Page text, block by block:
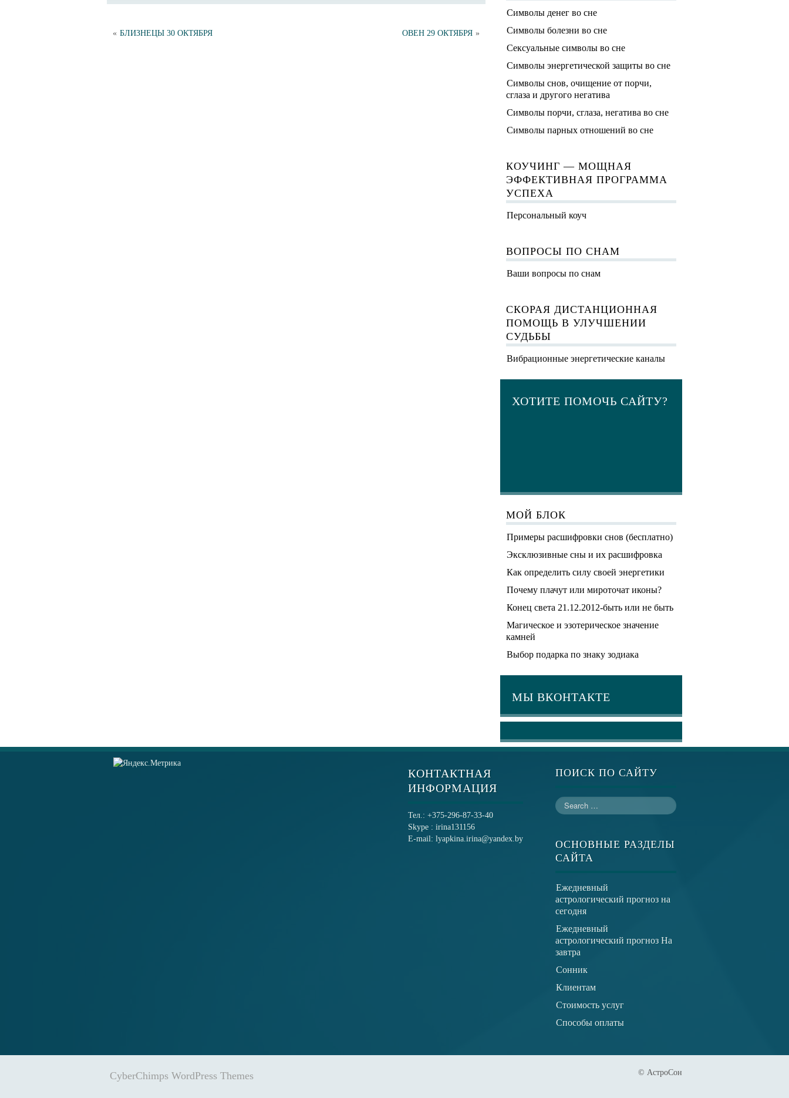
« БЛИЗНЕЦЫ 30 ОКТЯБРЯ ОВЕН 29 ОКТЯБРЯ »
Символы денег во сне
Символы болезни во сне
Сексуальные символы во сне
Символы энергетической защиты во сне
Символы снов, очищение от порчи,
сглаза и другого негатива
Символы порчи, сглаза, негатива во сне
Символы парных отношений во сне
КОУЧИНГ — МОЩНАЯ
ЭФФЕКТИВНАЯ ПРОГРАММА
УСПЕХА
Персональный коуч
ВОПРОСЫ ПО СНАМ
Ваши вопросы по снам
СКОРАЯ ДИСТАНЦИОННАЯ
ПОМОЩЬ В УЛУЧШЕНИИ
СУДЬБЫ
Вибрационные энергетические каналы
ХОТИТЕ ПОМОЧЬ САЙТУ?
МОЙ БЛОК
Примеры расшифровки снов (бесплатно)
Эксклюзивные сны и их расшифровка
Как определить силу своей энергетики
Почему плачут или мироточат иконы?
Конец света 21.12.2012-быть или не быть
Магическое и эзотерическое значение
камней
Выбор подарка по знаку зодиака
МЫ ВКОНТАКТЕ
КОНТАКТНАЯ
ИНФОРМАЦИЯ
Тел.: +375-296-87-33-40
Skype : irina131156
E-mail: lyapkina.irina@yandex.by
ПОИСК ПО САЙТУ
ОСНОВНЫЕ РАЗДЕЛЫ
САЙТА
Ежедневный
астрологический прогноз на
сегодня
Ежедневный
астрологический прогноз На
завтра
Сонник
Клиентам
Стоимость услуг
Способы оплаты
CyberChimps WordPress Themes © АстроСон